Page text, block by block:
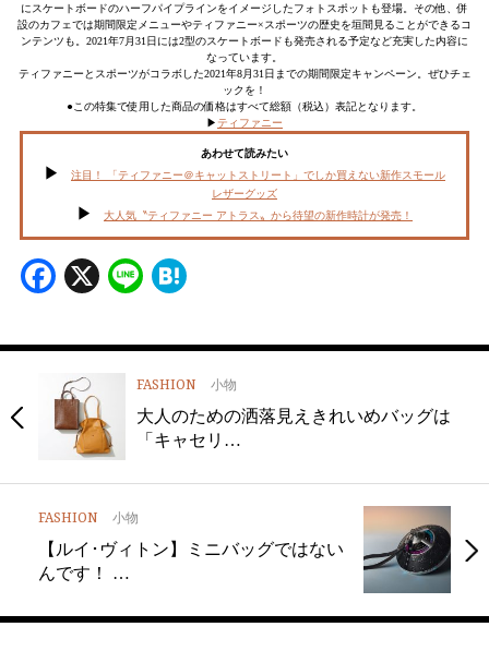
にスケートボードのハーフパイプラインをイメージしたフォトスポットも登場。その他、併
設のカフェでは期間限定メニューやティファニー×スポーツの歴史を垣間見ることができるコ
ンテンツも。2021年7月31日には2型のスケートボードも発売される予定など充実した内容に
なっています。
ティファニーとスポーツがコラボした2021年8月31日までの期間限定キャンペーン。ぜひチェ
ックを！
●この特集で使用した商品の価格はすべて総額（税込）表記となります。
▶︎ ティファニー
あわせて読みたい
注目！ 「ティファニー＠キャットストリート」でしか買えない新作スモール
レザーグッズ
大人気〝ティファニー アトラス〟から待望の新作時計が発売！
Facebook
X Line
FASHION 小物
大人のための洒落見えきれいめバッグは
「キャセリ…
FASHION 小物
【ルイ･ヴィトン】ミニバッグではない
んです！ …